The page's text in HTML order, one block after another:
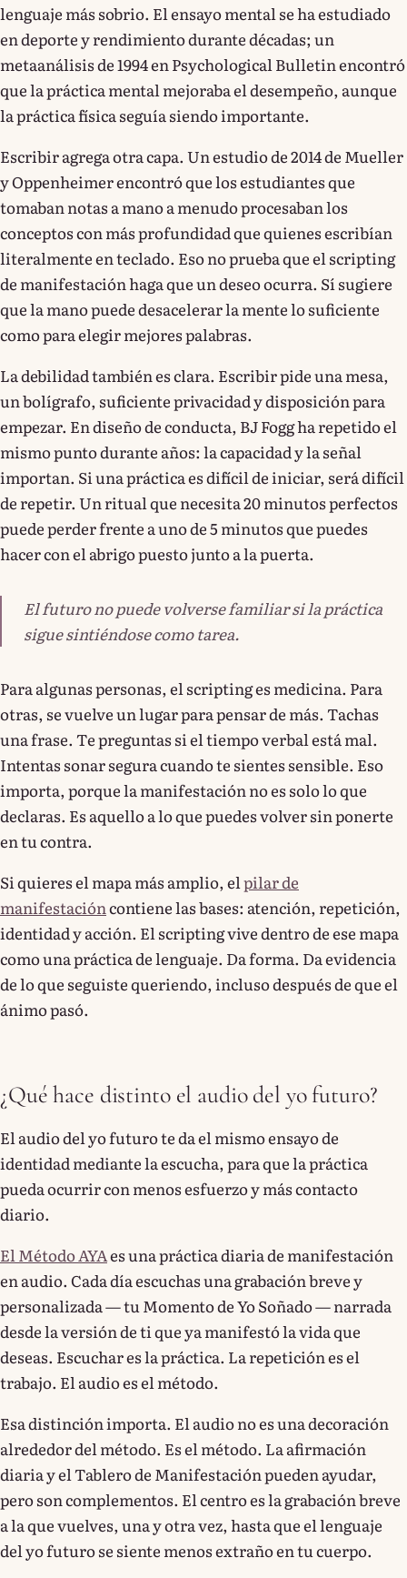
lenguaje más sobrio. El ensayo mental se ha estudiado
en deporte y rendimiento durante décadas; un
metaanálisis de 1994 en Psychological Bulletin encontró
que la práctica mental mejoraba el desempeño, aunque
la práctica física seguía siendo importante.
Escribir agrega otra capa. Un estudio de 2014 de Mueller
y Oppenheimer encontró que los estudiantes que
tomaban notas a mano a menudo procesaban los
conceptos con más profundidad que quienes escribían
literalmente en teclado. Eso no prueba que el scripting
de manifestación haga que un deseo ocurra. Sí sugiere
que la mano puede desacelerar la mente lo suficiente
como para elegir mejores palabras.
La debilidad también es clara. Escribir pide una mesa,
un bolígrafo, suficiente privacidad y disposición para
empezar. En diseño de conducta, BJ Fogg ha repetido el
mismo punto durante años: la capacidad y la señal
importan. Si una práctica es difícil de iniciar, será difícil
de repetir. Un ritual que necesita 20 minutos perfectos
puede perder frente a uno de 5 minutos que puedes
hacer con el abrigo puesto junto a la puerta.
El futuro no puede volverse familiar si la práctica
sigue sintiéndose como tarea.
Para algunas personas, el scripting es medicina. Para
otras, se vuelve un lugar para pensar de más. Tachas
una frase. Te preguntas si el tiempo verbal está mal.
Intentas sonar segura cuando te sientes sensible. Eso
importa, porque la manifestación no es solo lo que
declaras. Es aquello a lo que puedes volver sin ponerte
en tu contra.
Si quieres el mapa más amplio, el pilar de
manifestacióncontiene las bases: atención, repetición,
identidad y acción. El scripting vive dentro de ese mapa
como una práctica de lenguaje. Da forma. Da evidencia
de lo que seguiste queriendo, incluso después de que el
ánimo pasó.
¿Qué hace distinto el audio del yo futuro?
El audio del yo futuro te da el mismo ensayo de
identidad mediante la escucha, para que la práctica
pueda ocurrir con menos esfuerzo y más contacto
diario.
El Método AYAes una práctica diaria de manifestación
en audio. Cada día escuchas una grabación breve y
personalizada — tu Momento de Yo Soñado — narrada
desde la versión de ti que ya manifestó la vida que
deseas. Escuchar es la práctica. La repetición es el
trabajo. El audio es el método.
Esa distinción importa. El audio no es una decoración
alrededor del método. Es el método. La afirmación
diaria y el Tablero de Manifestación pueden ayudar,
pero son complementos. El centro es la grabación breve
a la que vuelves, una y otra vez, hasta que el lenguaje
del yo futuro se siente menos extraño en tu cuerpo.